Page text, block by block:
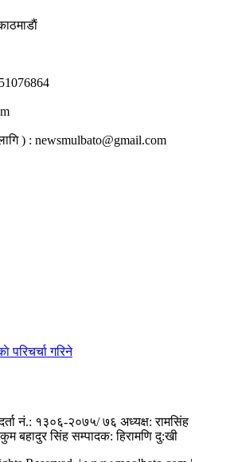
) : newsmulbato@gmail.com
परिचर्चा गरिने
नं.: १३०६-२०७५/ ७६ अध्यक्ष: रामसिंह
बहादुर सिंह सम्पादक: हिरामणि दु:खी